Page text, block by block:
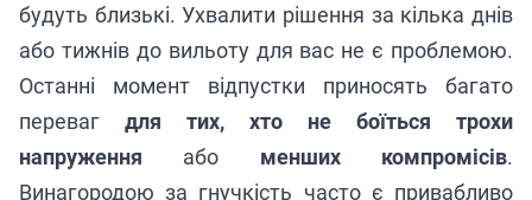
будуть близькі. Ухвалити рішення за кілька днів
або тижнів до вильоту для вас не є проблемою.
Останні момент відпустки приносять багато
переваг для тих, хто не боїться трохи
напруження або менших компромісів.
Винагородою за гнучкість часто є привабливо